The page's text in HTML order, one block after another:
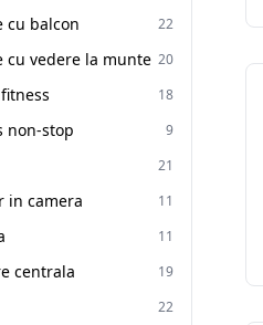
cu balcon 22
cu vedere la munte 20
18
non-stop 9
21
in camera 11
11
centrala 19
22